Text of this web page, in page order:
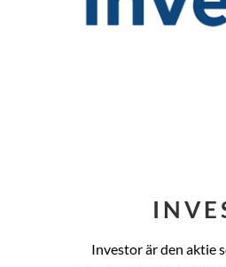
Investor är den aktie